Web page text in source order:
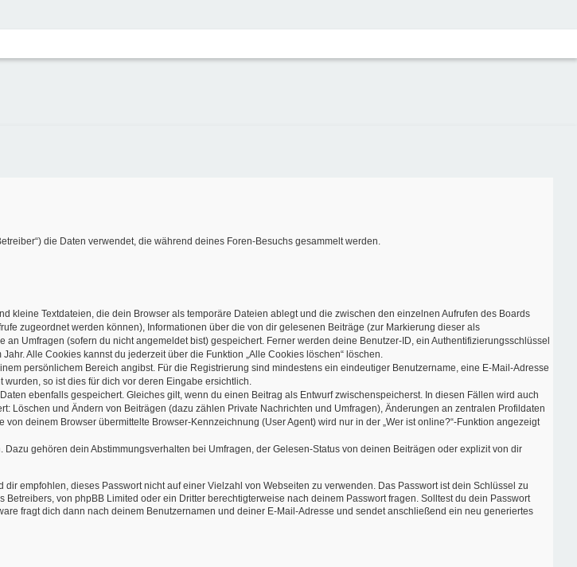
die Daten verwendet, die während deines Foren-Besuchs gesammelt werden.
kleine Textdateien, die dein Browser als temporäre Dateien ablegt und die zwischen den einzelnen Aufrufen des Boards
zugeordnet werden können), Informationen über die von dir gelesenen Beiträge (zur Markierung dieser als
Umfragen (sofern du nicht angemeldet bist) gespeichert. Ferner werden deine Benutzer-ID, ein Authentifizierungsschlüssel
Alle Cookies kannst du jederzeit über die Funktion „Alle Cookies löschen“ löschen.
persönlichem Bereich angibst. Für die Registrierung sind mindestens ein eindeutiger Benutzername, eine E-Mail-Adresse
so ist dies für dich vor deren Eingabe ersichtlich.
ebenfalls gespeichert. Gleiches gilt, wenn du einen Beitrag als Entwurf zwischenspeicherst. In diesen Fällen wird auch
Löschen und Ändern von Beiträgen (dazu zählen Private Nachrichten und Umfragen), Änderungen an zentralen Profildaten
deinem Browser übermittelte Browser-Kennzeichnung (User Agent) wird nur in der „Wer ist online?“-Funktion angezeigt
gehören dein Abstimmungsverhalten bei Umfragen, der Gelesen-Status von deinen Beiträgen oder explizit von dir
empfohlen, dieses Passwort nicht auf einer Vielzahl von Webseiten zu verwenden. Das Passwort ist dein Schlüssel zu
von phpBB Limited oder ein Dritter berechtigterweise nach deinem Passwort fragen. Solltest du dein Passwort
fragt dich dann nach deinem Benutzernamen und deiner E-Mail-Adresse und sendet anschließend ein neu generiertes